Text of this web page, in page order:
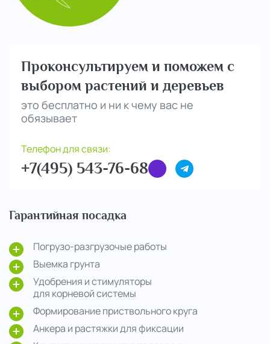
Проконсультируем и поможем с
выбором растений и деревьев
это бесплатно и ни к чему вас не
обязывает
Телефон для связи:
+7(495) 543-76-68
Гарантийная посадка
Погрузо-разгрузочые работы
Выемка грунта
Удобрения и стимуляторы
для корневой системы
Формирование приствольного круга
Анкера и растяжки для фиксации